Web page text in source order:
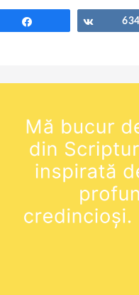
Share634